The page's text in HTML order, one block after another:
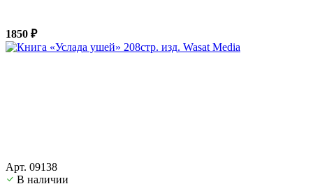
1850 ₽
Арт. 09138
В наличии